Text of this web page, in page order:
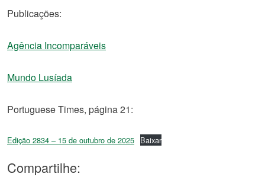
Publicações:
Agência Incomparáveis
Mundo Lusíada
Portuguese Times, página 21:
Edição 2834 – 15 de outubro de 2025 Baixar
Compartilhe: